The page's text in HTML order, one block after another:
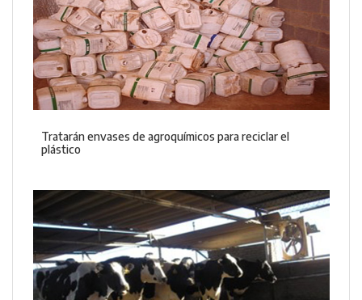
Tratarán envases de agroquímicos para reciclar el
plástico